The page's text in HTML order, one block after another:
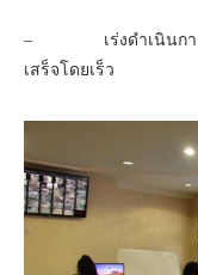
– เร่งดำเนินการปรั
เสร็จโดยเร็ว